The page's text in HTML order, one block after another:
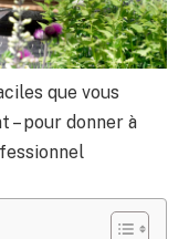
que vous
– pour donner à